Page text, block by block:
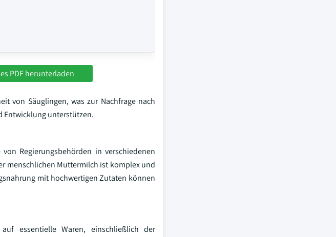
PDF herunterladen
von Säuglingen, was zur Nachfrage nach
Entwicklung unterstützen.
Regierungsbehörden in verschiedenen
menschlichen Muttermilch ist komplex und
mit hochwertigen Zutaten können
essentielle Waren, einschließlich der